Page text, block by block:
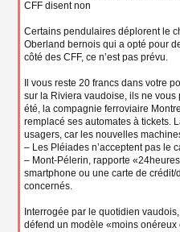
CFF disent non
Certains pendulaires déplorent le
Oberland bernois qui a opté pour
côté des CFF, ce n’est pas prévu.
Il vous reste 20 francs dans votre
sur la Riviera vaudoise, ils ne
été, la compagnie ferroviaire
remplacé ses automates à tickets.
usagers, car les nouvelles
– Les Pléiades n’acceptent pas le
– Mont-Pélerin, rapporte
smartphone ou une carte de
concernés.
Interrogée par le quotidien
défend un modèle «moins